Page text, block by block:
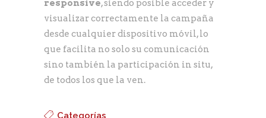
responsive, siendo posible acceder y
visualizar correctamente la campaña
desde cualquier dispositivo móvil, lo
que facilita no solo su comunicación
sino también la participación in situ,
de todos los que la ven.
Categorías